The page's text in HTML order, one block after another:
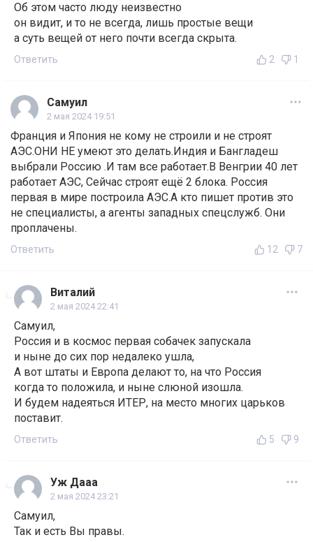
Об этом часто люду неизвестно
он видит, и то не всегда, лишь простые вещи
а суть вещей от него почти всегда скрыта.
Ответить 2 1
Самуил
2 мая 2024 19:51
Франция и Япония не кому не строили и не строят
АЭС.ОНИ НЕ умеют это делать.Индия и Бангладеш
выбрали Россию .И там все работает.В Венгрии 40 лет
работает АЭС, Сейчас строят ещё 2 блока. Россия
первая в мире построила АЭС.А кто пишет против это
не специалисты, а агенты западных спецслужб. Они
проплачены.
Ответить 12 7
Виталий
2 мая 2024 22:41
Самуил,
Россия и в космос первая собачек запускала
и ныне до сих пор недалеко ушла,
А вот штаты и Европа делают то, на что Россия
когда то положила, и ныне слюной изошла.
И будем надеяться ИТЕР, на место многих царьков
поставит.
Ответить 5 9
Уж Дааа
2 мая 2024 23:21
Самуил,
Так и есть Вы правы.